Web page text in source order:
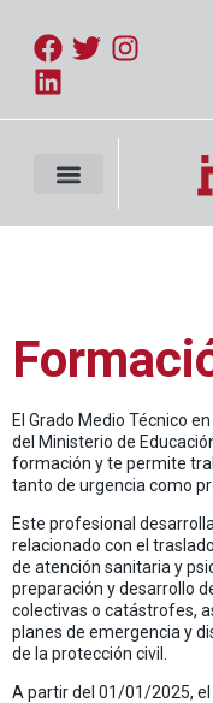
El Grado Medio Técnico
del Ministerio de
formación y te permite
tanto de urgencia como
Este profesional
relacionado con el
de atención sanitaria y
preparación y desarrollo
colectivas o catástrofes,
planes de emergencia y
de la protección civil.
A partir del 01/01/2025,